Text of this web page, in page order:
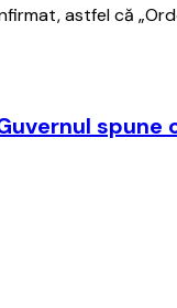
astfel că